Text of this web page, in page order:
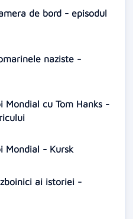
de bord - episodul
naziste -
Mondial cu Tom Hanks -
Mondial - Kursk
ai istoriei -